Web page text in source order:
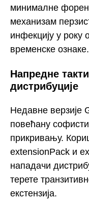
минималне
механизам
инфекцију у
временске ознаке.
Напредне
дистрибуције
Недавне верзије
повећану
прикривању.
extensionPack и
нападачи
терете
екстензија.